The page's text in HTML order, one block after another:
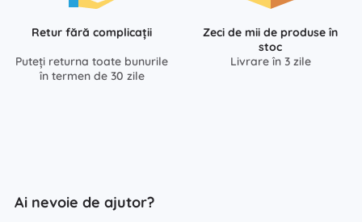
Retur fără complicații
Puteți returna toate bunurile
în termen de 30 zile
Zeci de mii de produse în
stoc
Livrare în 3 zile
Ai nevoie de ajutor?